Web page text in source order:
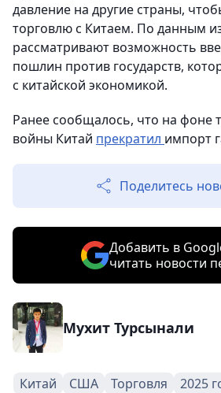
давление на другие страны,
торговлю с Китаем. По данным
рассматривают возможность
пошлин против государств,
с китайской экономикой.
Ранее сообщалось, что на фоне
войны Китай прекратил импорт
Поделитесь
Добавить в
читать новости
Мухит Турсынали
Китай США Торговля
2025